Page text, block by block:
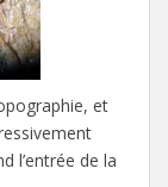
et
l’entrée de la